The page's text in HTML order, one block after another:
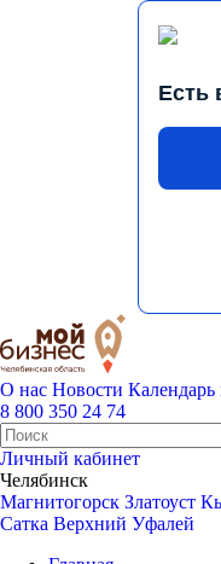
Есть
О нас Новости
8 800 350 24 74
Личный кабинет
Челябинск
Магнитогорск Златоуст
Сатка Верхний Уфалей